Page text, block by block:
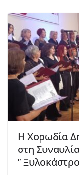
Η Χορωδία
στη
”